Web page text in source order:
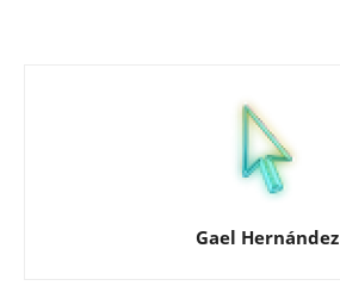
Gael Hernández